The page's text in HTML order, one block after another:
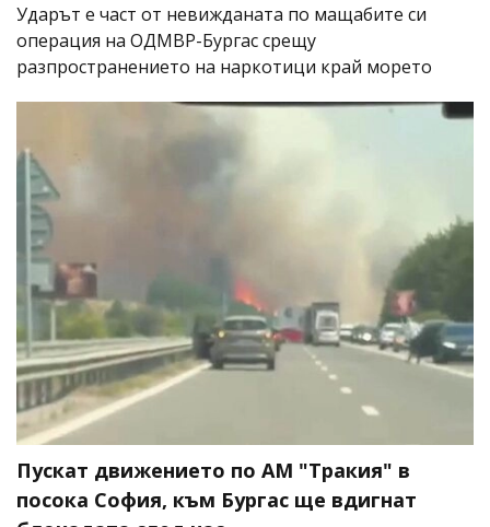
Ударът е част от невижданата по мащабите си
операция на ОДМВР-Бургас срещу
разпространението на наркотици край морето
Пускат движението по АМ "Тракия" в
посока София, към Бургас ще вдигнат